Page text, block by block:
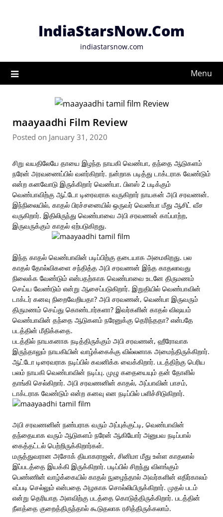
IndiaStarsNow.Com
indiastarsnow.com
Menu
maayaadhi Film Review
Posted on January 31, 2020
சிறு வயதிலேயே தாயை இழந்த நாயகி வெண்பா, தந்தை ஆடுகளம்
நரேன் அரவணைப்பில் வளர்கிறார். நன்றாக படித்து டாக்டராக வேண்டும்
என்ற கனவோடு இருக்கிறார் வெண்பா. பிளஸ் 2 படிக்கும்
வெண்பாவிற்கு ஆட்டோ டிரைவராக வருகிறார் நாயகன் அபி சரவணன்.
இந்நிலையில், காதல் பிரச்சனையில் ஒருவர் வெண்பா மீது ஆசிட் வீச
வருகிறார். இதிலிருந்து வெண்பாவை அபி சரவணன் காப்பாற்ற,
இருவருக்கும் காதல் ஏற்படுகிறது.
இந்த காதல் வெண்பாவின் படிப்பிற்கு தடையாக அமைகிறது. பல
காதல் தோல்விகளை சந்தித்த அபி சரவணன் இந்த காதலாவது
நிலைக்க வேண்டும் என்பதற்காக வெண்பாவை உடனே திருமணம்
செய்ய வேண்டும் என்று ஆசைப்படுகிறார். இறுதியில் வெண்பாவின்
டாக்டர் கனவு நிறைவேறியதா? அபி சரவணன், வெண்பா இருவரும்
திருமணம் செய்து கொண்டார்களா? இவர்களின் காதல் விஷயம்
வெண்பாவின் தந்தை ஆடுகளம் நரேனுக்கு தெரிந்ததா? என்பதே
படத்தின் மீதிக்கதை.
படத்தில் நாயகனாக நடித்திருக்கும் அபி சரவணன், ஹீரோவாக
இருந்தாலும் நாயகியின் வாழ்க்கைக்கு வில்லனாக அமைந்திருக்கிறார்.
ஆட்டோ டிரைவராக நடிப்பில் கவனிக்க வைக்கிறார். படத்திற்கு பெரிய
பலம் நாயகி வெண்பாவின் நடிப்பு. முழு கதையையும் தன் தோளில்
தாங்கி செல்கிறார். அபி சரவணனின் காதல், அப்பாவின் பாசம்,
டாக்டராக வேண்டும் என்ற கனவு என நடிப்பில் பளிச்சிடுகிறார்.
அபி சரவணனின் நண்பராக வரும் அப்புக்குட்டி, வெண்பாவின்
தந்தையாக வரும் ஆடுகளம் நரேன் ஆகியோர் அனுபவ நடிப்பால்
கைத்தட்டல் பெற்றிருக்கிறார்கள்.
மருத்துவரான அசோக் தியாகராஜன், சினிமா மீது உள்ள காதலால்
இப்படத்தை இயக்கி இருக்கிறார். படிப்பில் சிறந்து விளங்கும்
பெண்ணின் வாழ்க்கையில் காதல் நுழைந்தால் அவர்களின் எதிர்காலம்
எப்படி செல்லும் என்பதை அழகாக சொல்லியிருக்கிறார். முதல் படம்
என்று தெரியாத அளவிற்கு படத்தை கொடுத்திருக்கிறார். படத்தின்
நீளத்தை குறைத்திருந்தால் கூடுதலாக ரசித்திருக்கலாம்.